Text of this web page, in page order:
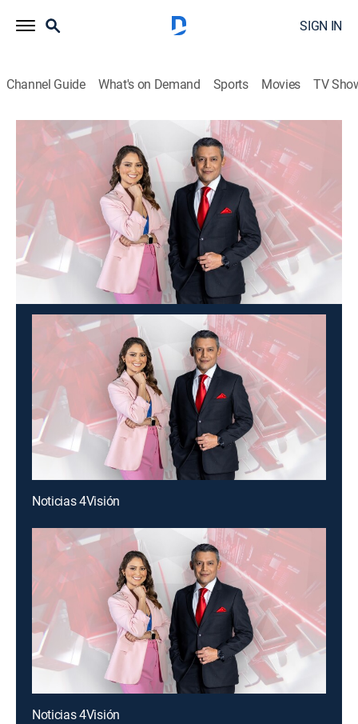
SIGN IN
Channel Guide What's on Demand Sports Movies TV
Noticias 4Visión
Noticias 4Visión
News
Los sucesos y hechos más impresionantes, reportajes
conmovedores y los casos que otros no se animan a
contar.
This content is currently unavailable with a DIRECTV
Package or Genre Pack.
Noticias 4Visión
Noticias 4Visión